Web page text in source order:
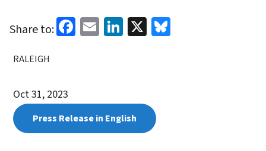
Share to: Facebook
EmailLinkedIn
X
RALEIGH
Oct 31, 2023
Press Release in English